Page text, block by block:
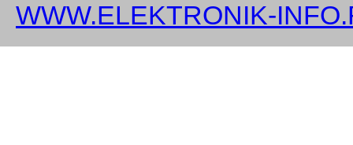
WWW.ELEKTRONIK-